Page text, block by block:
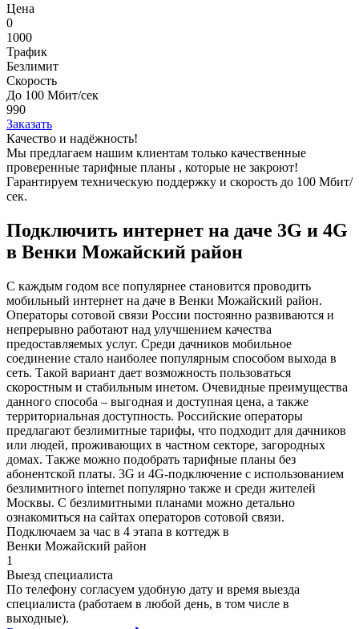
Цена
0
1000
Трафик
Безлимит
Скорость
До 100 Мбит/сек
990
Заказать
Качество и надёжность!
Мы предлагаем нашим клиентам только качественные
проверенные тарифные планы , которые не закроют!
Гарантируем техническую поддержку и скорость до 100 Мбит/
сек.
Подключить интернет на даче 3G и 4G
в Венки Можайский район
С каждым годом все популярнее становится проводить
мобильный интернет на даче в Венки Можайский район.
Операторы сотовой связи России постоянно развиваются и
непрерывно работают над улучшением качества
предоставляемых услуг. Среди дачников мобильное
соединение стало наиболее популярным способом выхода в
сеть. Такой вариант дает возможность пользоваться
скоростным и стабильным инетом. Очевидные преимущества
данного способа – выгодная и доступная цена, а также
территориальная доступность. Российские операторы
предлагают безлимитные тарифы, что подходит для дачников
или людей, проживающих в частном секторе, загородных
домах. Также можно подобрать тарифные планы без
абонентской платы. 3G и 4G-подключение с использованием
безлимитного internet популярно также и среди жителей
Москвы. С безлимитными планами можно детально
ознакомиться на сайтах операторов сотовой связи.
Подключаем за час в 4 этапа в коттедж в
Венки Можайский район
1
Выезд специалиста
По телефону согласуем удобную дату и время выезда
специалиста (работаем в любой день, в том числе в
выходные).